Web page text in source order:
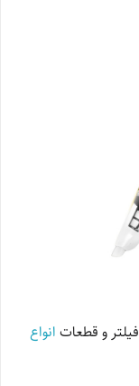
و قطعات انواع